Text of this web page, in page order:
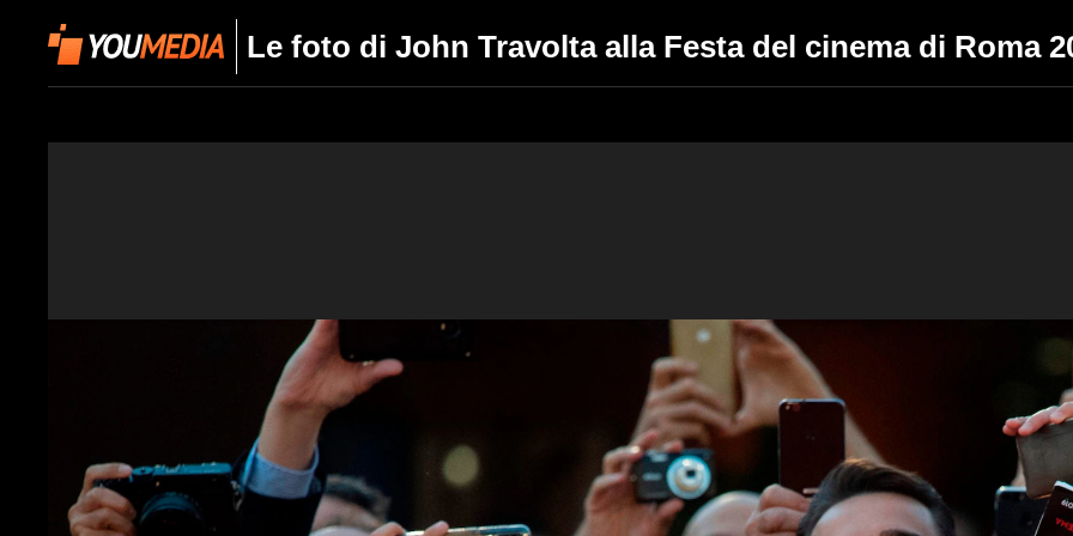
Le foto di John Travolta alla Festa del cinema di Roma